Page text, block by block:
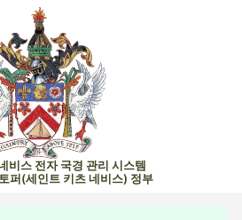
비스 전자 국경 관리 시스템
퍼(세인트 키츠 네비스) 정부